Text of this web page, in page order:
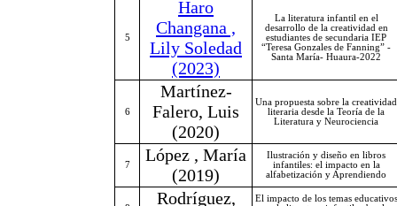
5
Haro
Changana ,
Lily Soledad
(2023)
La literatura infantil en el
desarrollo de la creatividad en
estudiantes de secundaria IEP
“Teresa Gonzales de Fanning” -
Santa María- Huaura-2022
6
Martínez-
Falero, Luis
(2020)
Una propuesta sobre la creatividad
literaria desde la Teoría de la
Literatura y Neurociencia
7
López , María
(2019)
Ilustración y diseño en libros
infantiles: el impacto en la
alfabetización y Aprendiendo
Rodríguez,
El impacto de los temas educativos